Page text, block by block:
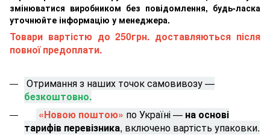
змінюватися виробником без повідомлення, будь-ласка
уточнюйте інформацію у менеджера.
Товари вартістю до 250грн. доставляються після
повної предоплати.
Отримання з наших точок самовивозу —
безкоштовно.
«Новою поштою» по Україні — на основі
тарифів перевізника, включено вартість упаковки.